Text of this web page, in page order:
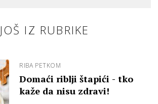
JOŠ IZ RUBRIKE
RIBA PETKOM
Domaći riblji štapići - tko
kaže da nisu zdravi!